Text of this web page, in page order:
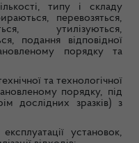
типу і складу
перевозяться,
утилізуються,
подання відповідної
порядку та
та технологічної
порядку, під
дослідних зразків) з
установок,